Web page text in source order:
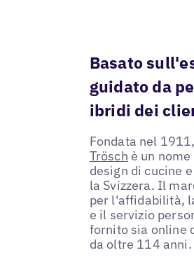
Basato
guidato da
ibridi dei
Fondata nel 1911,
Trösch è un
design di cucine
la Svizzera. Il
per l'affidabilità,
e il servizio
fornito sia online
da oltre 114 anni.